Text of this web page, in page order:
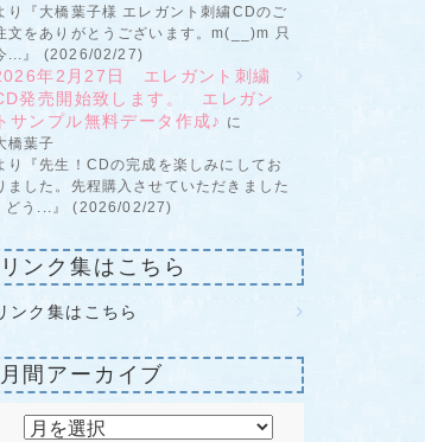
り『大橋葉子様 エレガント刺繍CDのご
文をありがとうございます。m(__)m 只
...』 (2026/02/27)
年2月27日 エレガント刺繍
発売開始致します。 エレガン
トサンプル無料データ作成♪ に
橋葉子
り『先生！CDの完成を楽しみにしてお
ました。先程購入させていただきました
どう...』 (2026/02/27)
リンク集はこちら
ンク集はこちら
月間アーカイブ